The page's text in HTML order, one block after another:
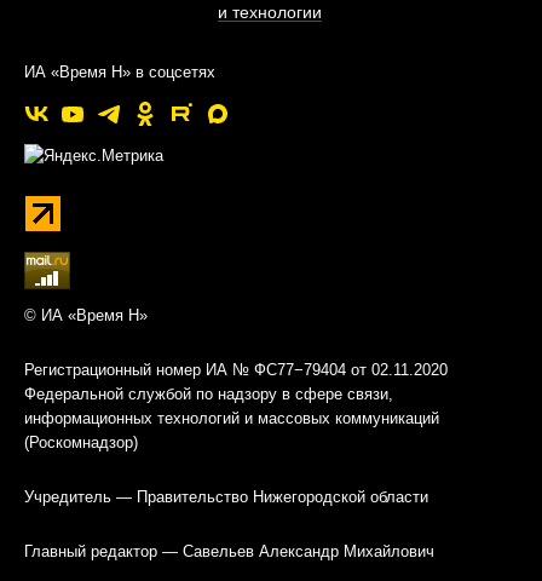
и технологии
ИА «Время Н» в соцсетях
© ИА «Время Н»
Регистрационный номер ИА № ФС77−79404 от 02.11.2020
Федеральной службой по надзору в сфере связи,
информационных технологий и массовых коммуникаций
(Роскомнадзор)
Учредитель — Правительство Нижегородской области
Главный редактор — Савельев Александр Михайлович